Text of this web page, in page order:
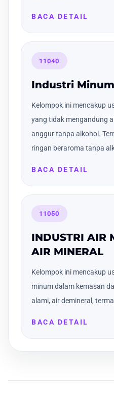
BACA DETAIL
11040
Industri
Kelompok ini mencakup
yang tidak mengandung
anggur tanpa alkohol.
ringan beraroma tanpa
BACA DETAIL
11050
INDUSTRI AIR
AIR MINERAL
Kelompok ini mencakup
minum dalam kemasan
alami, air demineral,
BACA DETAIL